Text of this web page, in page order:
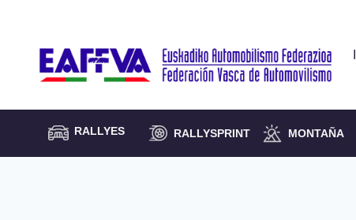
contenido
RALLYES RALLYSPRINT MONTAÑA